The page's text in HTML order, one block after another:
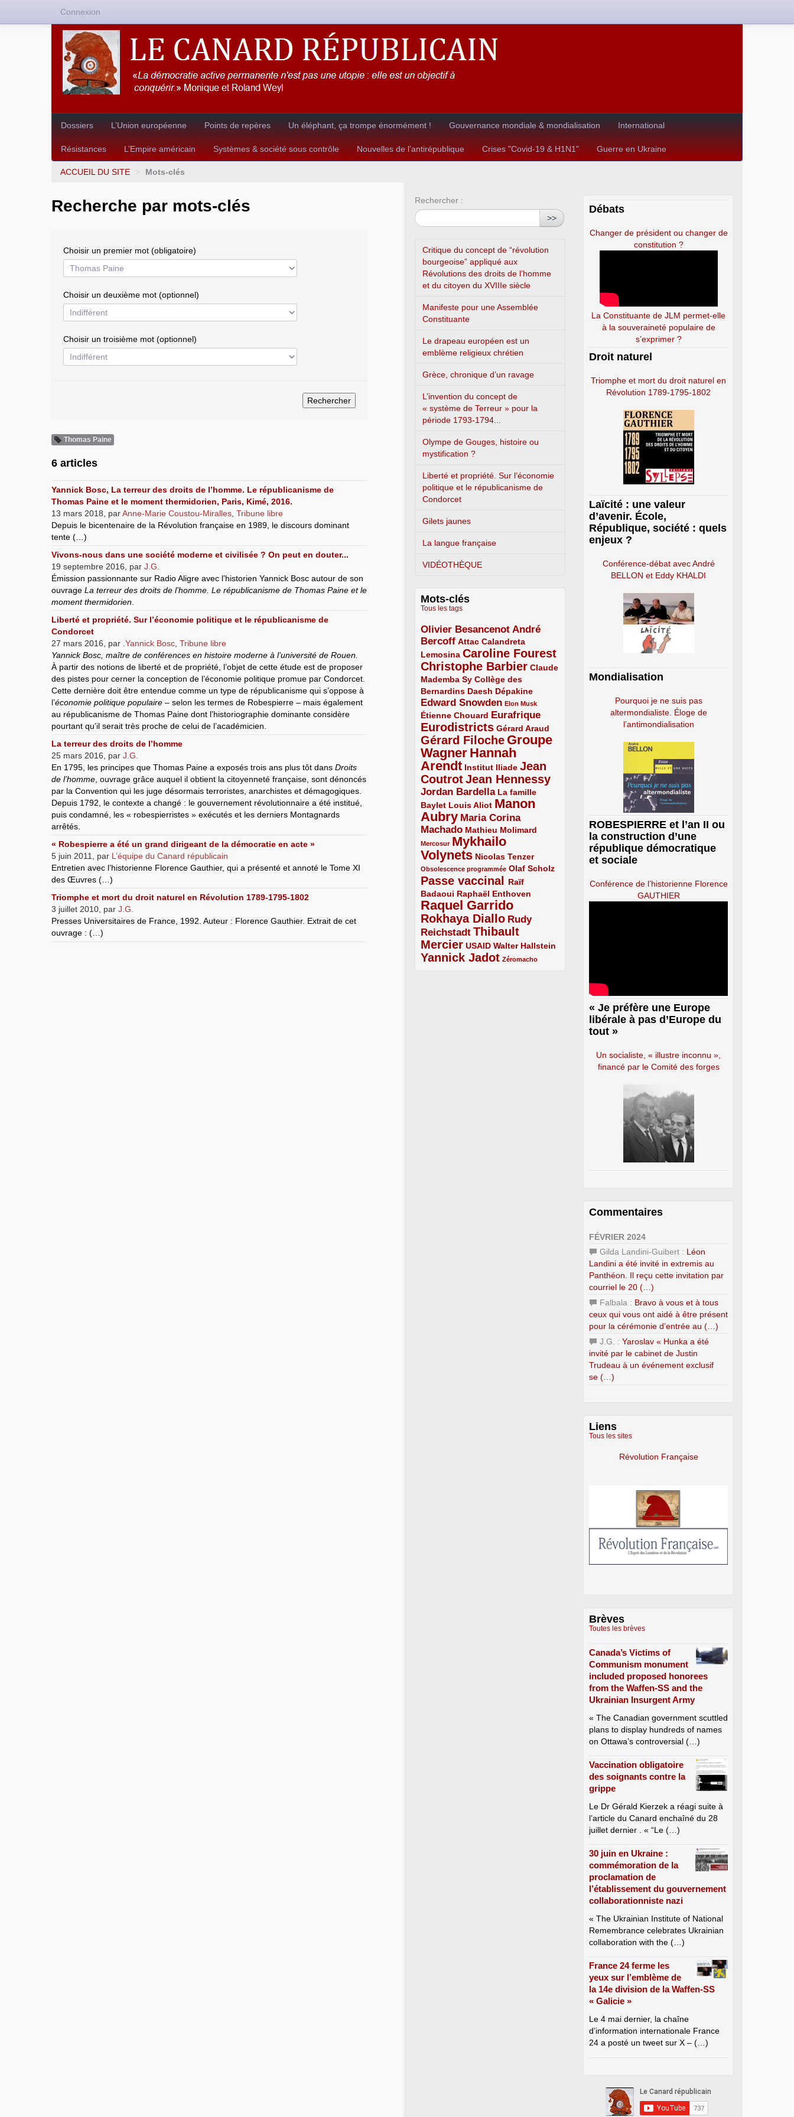
Dossiers L’Union européenne Points de repères Un éléphant, ça trompe énormément ! Gouvernance mondiale & mondialisation International
Résistances L’Empire américain Systèmes & société sous contrôle Nouvelles de l’antirépublique Crises "Covid-19 & H1N1" Guerre en Ukraine
ACCUEIL DU SITE > Mots-clés
Recherche par mots-clés
Choisir un premier mot (obligatoire)
Choisir un deuxième mot (optionnel)
Choisir un troisième mot (optionnel)
Thomas Paine
6 articles
Yannick Bosc, La terreur des droits de l’homme. Le républicanisme de
Thomas Paine et le moment thermidorien, Paris, Kimé, 2016.
13 mars 2018
parAnne-Marie Coustou-Miralles Tribune libre
Depuis le bicentenaire de la Révolution française en 1989, le discours dominant
tente (…)
Vivons-nous dans une société moderne et civilisée ? On peut en douter...
19 septembre 2016
par J.G.
Émission passionnante sur Radio Aligre avec l’historien Yannick Bosc autour de son
ouvrage La terreur des droits de l’homme. Le républicanisme de Thomas Paine et le
moment thermidorien
Liberté et propriété. Sur l’économie politique et le républicanisme de
Condorcet
27 mars 2016
par .Yannick Bosc Tribune libre
Yannick Bosc, maître de conférences en histoire moderne à l’université de Rouen.
À partir des notions de liberté et de propriété, l’objet de cette étude est de proposer
des pistes pour cerner la conception de l’économie politique promue par Condorcet.
Cette dernière doit être entendue comme un type de républicanisme qui s’oppose à
l’économie politique populaire – selon les termes de Robespierre – mais également
au républicanisme de Thomas Paine dont l’historiographie dominante considère
pourtant qu’il serait très proche de celui de l’académicien.
La terreur des droits de l’homme
25 mars 2016
par J.G.
En 1795, les principes que Thomas Paine a exposés trois ans plus tôt dans Droits
de l’homme , ouvrage grâce auquel il obtient la citoyenneté française, sont dénoncés
par la Convention qui les juge désormais terroristes, anarchistes et démagogiques.
Depuis 1792, le contexte a changé : le gouvernement révolutionnaire a été institué,
puis condamné, les « robespierristes » exécutés et les derniers Montagnards
arrêtés.
« Robespierre a été un grand dirigeant de la démocratie en acte »
5 juin 2011
par L’équipe du Canard républicain
Entretien avec l’historienne Florence Gauthier, qui a présenté et annoté le Tome XI
des Œuvres (…)
Triomphe et mort du droit naturel en Révolution 1789-1795-1802
3 juillet 2010 par J.G.
Presses Universitaires de France, 1992. Auteur : Florence Gauthier. Extrait de cet
ouvrage : (…)
Rechercher :
>>
Critique du concept de “révolution
bourgeoise” appliqué aux
Révolutions des droits de l’homme
et du citoyen du XVIIIe siècle
Manifeste pour une Assemblée
Constituante
Le drapeau européen est un
emblème religieux chrétien
Grèce, chronique d’un ravage
L’invention du concept de
« système de Terreur » pour la
période 1793-1794...
Olympe de Gouges, histoire ou
mystification ?
Liberté et propriété. Sur l’économie
politique et le républicanisme de
Condorcet
Gilets jaunes
La langue française
VIDÉOTHÈQUE
Mots-clés
Tous les tags
Olivier Besancenot
3/5
André
Bercoff
3/5 Attac
2/5
Calandreta
Lemosina
2/5 Caroline Fourest
4/5
Christophe Barbier
4/5
Claude
Mademba Sy
2/5
Collège des
Bernardins
2/5 Daesh
2/5 Dépakine
2/5
Edward Snowden
3/5 Elon Musk
1/5
Étienne Chouard
2/5 Eurafrique
3/5
Eurodistricts
4/5 Gérard Araud
2/5
Gérard Filoche
4/5
Groupe
Wagner
5/5
Hannah
Arendt
5/5 Institut Iliade
2/5
Jean
Coutrot
4/5 Jean Hennessy
4/5
Jordan Bardella
3/5
La famille
Baylet
2/5 Louis Aliot
2/5
Manon
Aubry
5/5
Maria Corina
Machado
3/5 Mathieu Molimard
2/5
Mercosur
1/5
Mykhailo
Volynets
5/5 Nicolas Tenzer
2/5
Obsolescence programmée
1/5 Olaf Scholz
2/5
Passe vaccinal
4/5
Raïf
Badaoui
2/5 Raphaël Enthoven
2/5
Raquel Garrido
5/5
Rokhaya Diallo
4/5
Rudy
Reichstadt
3/5
Thibault
Mercier
4/5 USAID
2/5 Walter Hallstein
2/5
Yannick Jadot
4/5 Zéromacho
1/5
Débats
Changer de président ou changer de
constitution ?
La Constituante de JLM permet-elle
à la souveraineté populaire de
s’exprimer ?
Droit naturel
Triomphe et mort du droit naturel en
Révolution 1789-1795-1802
Laïcité : une valeur
d’avenir. École,
République, société : quels
enjeux ?
Conférence-débat avec André
BELLON et Eddy KHALDI
Mondialisation
Pourquoi je ne suis pas
altermondialiste. Éloge de
l’antimondialisation
ROBESPIERRE et l’an II ou
la construction d’une
république démocratique
et sociale
Conférence de l’historienne Florence
GAUTHIER
« Je préfère une Europe
libérale à pas d’Europe du
tout »
Un socialiste, « illustre inconnu »,
financé par le Comité des forges
Commentaires
FÉVRIER 2024
Gilda Landini-Guibert : Léon
Landini a été invité in extremis au
Panthéon. Il reçu cette invitation par
courriel le 20 (…)
Falbala : Bravo à vous et à tous
ceux qui vous ont aidé à être présent
pour la cérémonie d’entrée au (…)
J.G. : Yaroslav « Hunka a été
invité par le cabinet de Justin
Trudeau à un événement exclusif
se (…)
Liens
Tous les sites
Révolution Française
Brèves
Toutes les brèves
Canada’s Victims of
Communism monument
included proposed honorees
from the Waffen-SS and the
Ukrainian Insurgent Army
« The Canadian government scuttled
plans to display hundreds of names
on Ottawa’s controversial (…)
Vaccination obligatoire
des soignants contre la
grippe
Le Dr Gérald Kierzek a réagi suite à
l’article du Canard enchaîné du 28
juillet dernier . « “Le (…)
30 juin en Ukraine :
commémoration de la
proclamation de
l’établissement du gouvernement
collaborationniste nazi
« The Ukrainian Institute of National
Remembrance celebrates Ukrainian
collaboration with the (…)
France 24 ferme les
yeux sur l’emblème de
la 14e division de la Waffen-SS
« Galicie »
Le 4 mai dernier, la chaîne
d’information internationale France
24 a posté un tweet sur X – (…)
Connexion